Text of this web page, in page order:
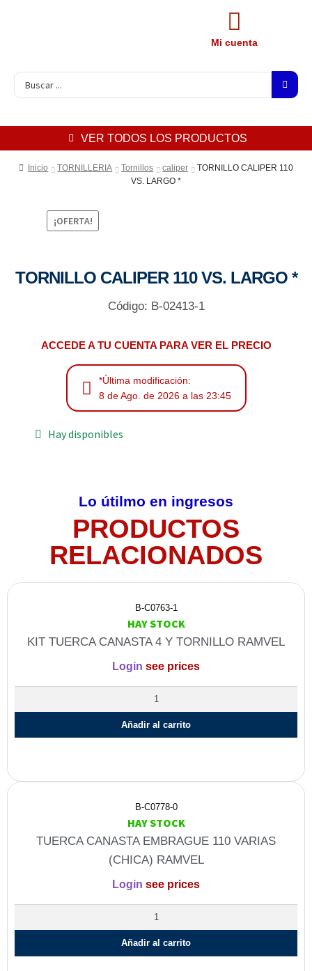
Mi cuenta
VER TODOS LOS PRODUCTOS
Inicio TORNILLERIA Tornillos caliper
TORNILLO CALIPER 110
VS. LARGO *
¡OFERTA!
TORNILLO CALIPER 110 VS. LARGO *
Código: B-02413-1
ACCEDE A TU CUENTA PARA VER EL PRECIO
*Última modificación:
8 de Ago. de 2026 a las 23:45
Hay disponibles
Lo útilmo en ingresos
PRODUCTOS
RELACIONADOS
B-C0763-1
HAY STOCK
KIT TUERCA CANASTA 4 Y TORNILLO RAMVEL
Login see prices
Añadir al carrito
B-C0778-0
HAY STOCK
TUERCA CANASTA EMBRAGUE 110 VARIAS
(CHICA) RAMVEL
Login see prices
Añadir al carrito